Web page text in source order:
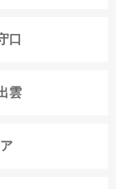
口
雲